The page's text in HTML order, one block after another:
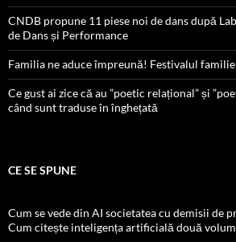
CNDB propune 11 piese noi de dans după
de Dans și Performance
Familia ne aduce împreună! Festivalul
Ce gust ai zice că au ”poetic relațional” și
când sunt traduse în înghețată
CE SE SPUNE
Cum se vede din AI societatea cu demisii de
Cum citește inteligența artificială două